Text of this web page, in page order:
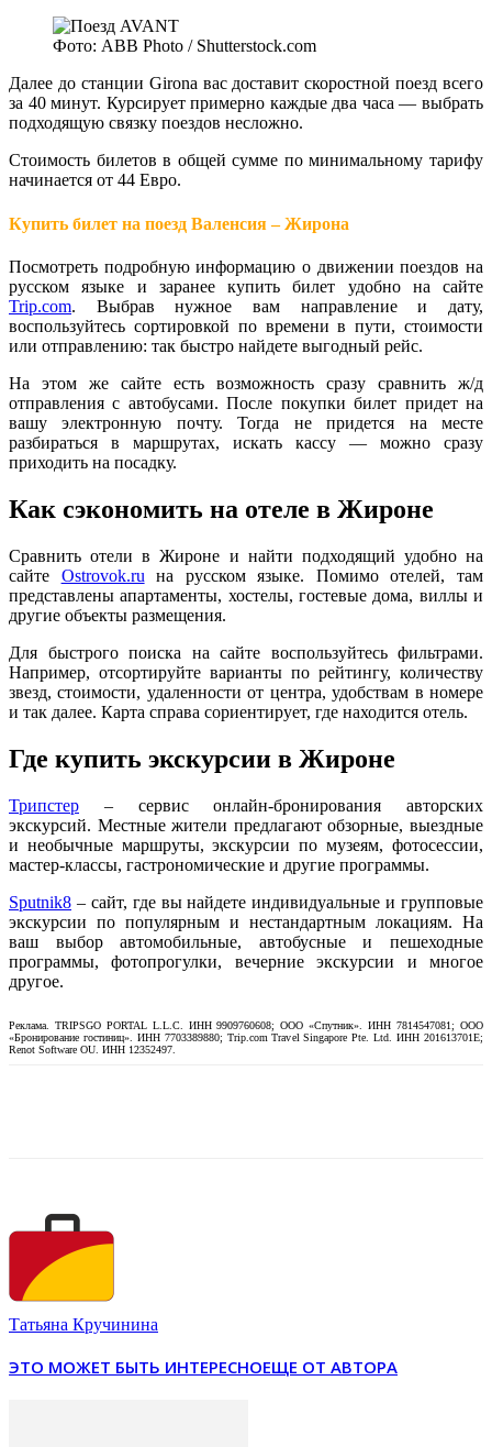
Фото: ABB Photo / Shutterstock.com
Далее до станции Girona вас доставит скоростной поезд всего
за 40 минут. Курсирует примерно каждые два часа — выбрать
подходящую связку поездов несложно.
Стоимость билетов в общей сумме по минимальному тарифу
начинается от 44 Евро.
Купить билет на поезд Валенсия – Жирона
Посмотреть подробную информацию о движении поездов на
русском языке и заранее купить билет удобно на сайте
Trip.com. Выбрав нужное вам направление и дату,
воспользуйтесь сортировкой по времени в пути, стоимости
или отправлению: так быстро найдете выгодный рейс.
На этом же сайте есть возможность сразу сравнить ж/д
отправления с автобусами. После покупки билет придет на
вашу электронную почту. Тогда не придется на месте
разбираться в маршрутах, искать кассу — можно сразу
приходить на посадку.
Как сэкономить на отеле в Жироне
Сравнить отели в Жироне и найти подходящий удобно на
сайте Ostrovok.ru на русском языке. Помимо отелей, там
представлены апартаменты, хостелы, гостевые дома, виллы и
другие объекты размещения.
Для быстрого поиска на сайте воспользуйтесь фильтрами.
Например, отсортируйте варианты по рейтингу, количеству
звезд, стоимости, удаленности от центра, удобствам в номере
и так далее. Карта справа сориентирует, где находится отель.
Где купить экскурсии в Жироне
Трипстер – сервис онлайн-бронирования авторских
экскурсий. Местные жители предлагают обзорные, выездные
и необычные маршруты, экскурсии по музеям, фотосессии,
мастер-классы, гастрономические и другие программы.
Sputnik8 – сайт, где вы найдете индивидуальные и групповые
экскурсии по популярным и нестандартным локациям. На
ваш выбор автомобильные, автобусные и пешеходные
программы, фотопрогулки, вечерние экскурсии и многое
другое.
Реклама. TRIPSGO PORTAL L.L.C. ИНН 9909760608; ООО «Спутник». ИНН 7814547081; ООО
«Бронирование гостиниц». ИНН 7703389880; Trip.com Travel Singapore Pte. Ltd. ИНН 201613701E;
Renot Software OU. ИНН 12352497.
Татьяна Кручинина
ЭТО МОЖЕТ БЫТЬ ИНТЕРЕСНОЕЩЕ ОТ АВТОРА